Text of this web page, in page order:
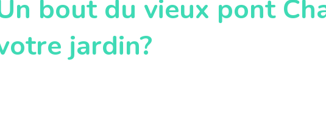
bout du vieux pont
jardin?